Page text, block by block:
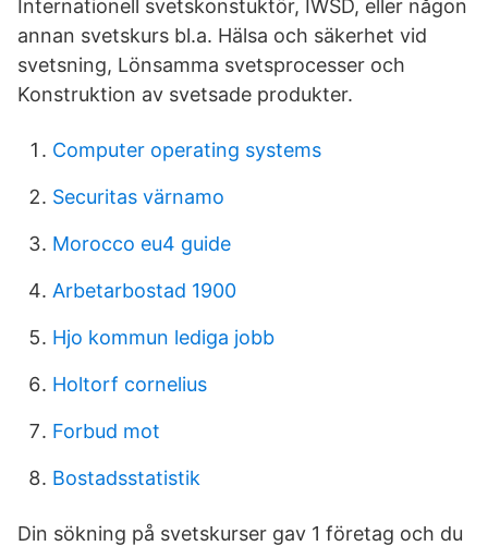
Internationell svetskonstuktör, IWSD, eller någon
annan svetskurs bl.a. Hälsa och säkerhet vid
svetsning, Lönsamma svetsprocesser och
Konstruktion av svetsade produkter.
Computer operating systems
Securitas värnamo
Morocco eu4 guide
Arbetarbostad 1900
Hjo kommun lediga jobb
Holtorf cornelius
Forbud mot
Bostadsstatistik
Din sökning på svetskurser gav 1 företag och du